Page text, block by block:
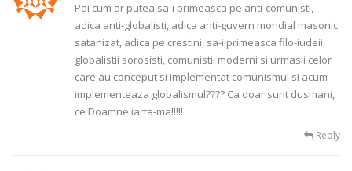
Pai cum ar putea sa-i primeasca pe anti-comunisti,
adica anti-globalisti, adica anti-guvern mondial masonic
satanizat, adica pe crestini, sa-i primeasca filo-iudeii,
globalistii sorosisti, comunistii moderni si urmasii celor
care au conceput si implementat comunismul si acum
implementeaza globalismul???? Ca doar sunt dusmani,
ce Doamne iarta-ma!!!!!
Reply